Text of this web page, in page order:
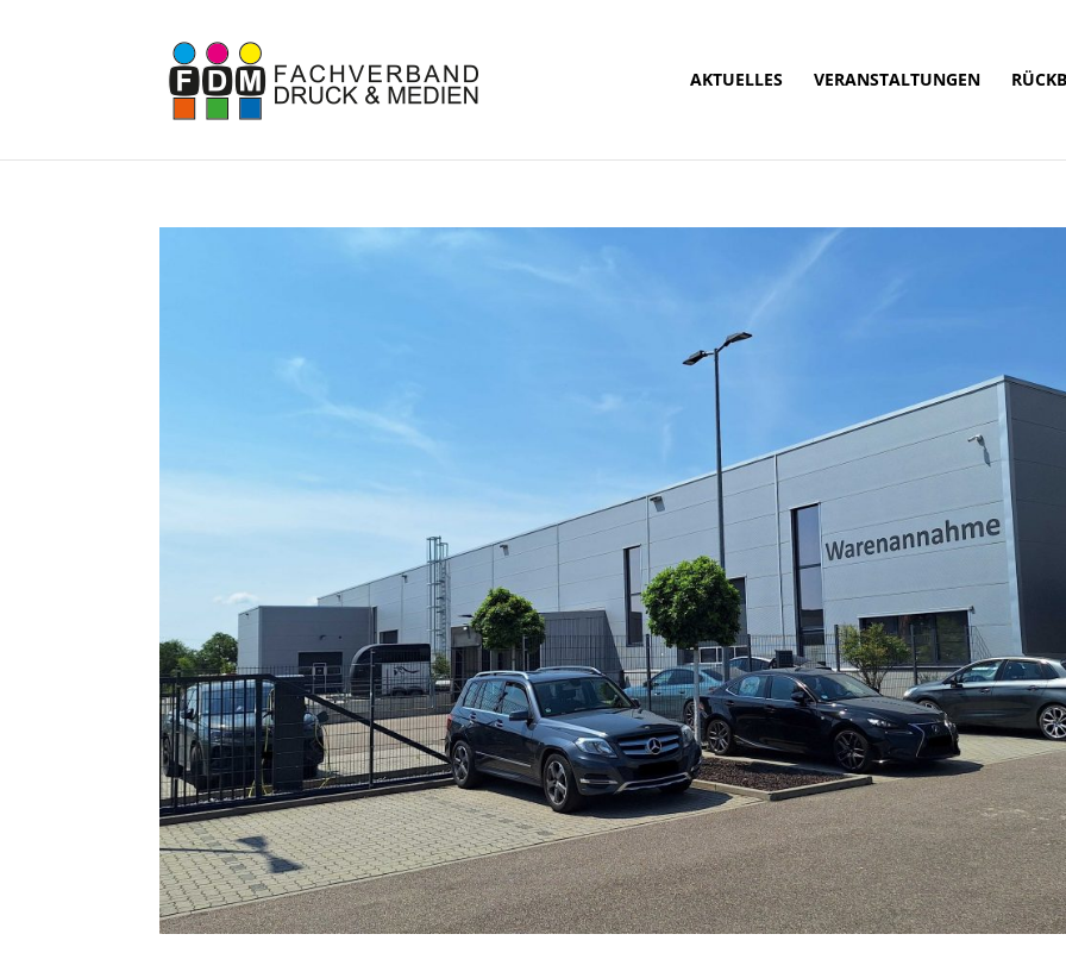
AKTUELLES VERANSTALTUNGEN